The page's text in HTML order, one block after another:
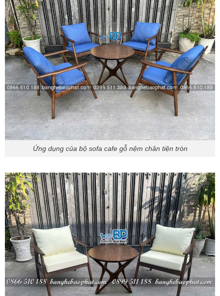
Ứng dụng của bộ sofa cafe gỗ nệm chân tiện tròn